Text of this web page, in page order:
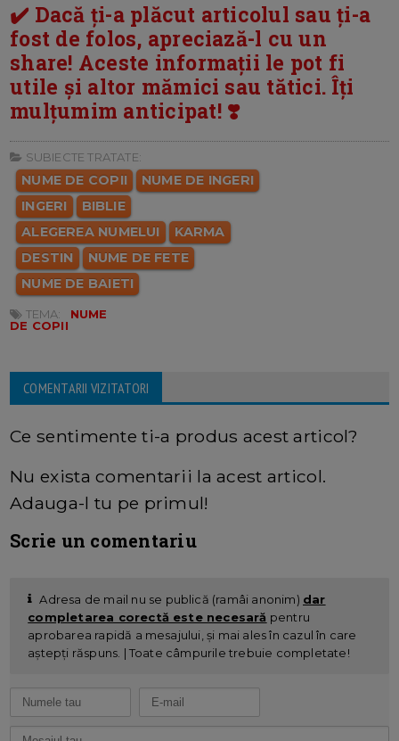
✔️ Dacă ți-a plăcut articolul sau ți-a
fost de folos, apreciază-l cu un
share! Aceste informații le pot fi
utile și altor mămici sau tătici. Îți
mulțumim anticipat! ❣️
SUBIECTE TRATATE:
NUME DE COPII
NUME DE INGERI
INGERI
BIBLIE
ALEGEREA NUMELUI
KARMA
DESTIN
NUME DE FETE
NUME DE BAIETI
TEMA:
NUME
DE COPII
COMENTARII VIZITATORI
Ce sentimente ti-a produs acest articol?
Nu exista comentarii la acest articol.
Adauga-l tu pe primul!
Scrie un comentariu
Adresa de mail nu se publică (ramâi anonim) dar
completarea corectă este necesară pentru
aprobarea rapidă a mesajului, și mai ales în cazul în care
aștepți răspuns. | Toate câmpurile trebuie completate!